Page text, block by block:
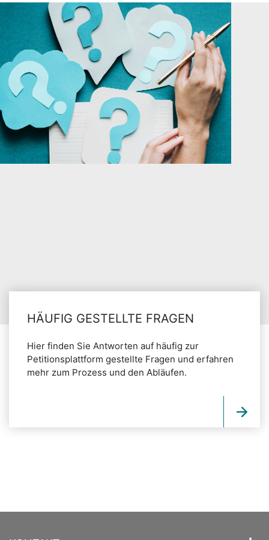
HÄUFIG GESTELLTE FRAGEN
Hier finden Sie Antworten auf häufig zur
Petitionsplattform gestellte Fragen und erfahren
mehr zum Prozess und den Abläufen.